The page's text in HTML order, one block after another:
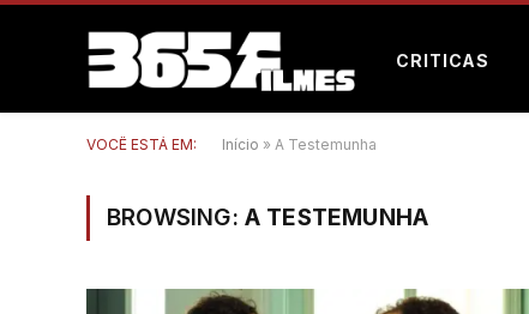
CRITICAS
VOCÊ ESTÁ EM: Início » A Testemunha
BROWSING: A TESTEMUNHA